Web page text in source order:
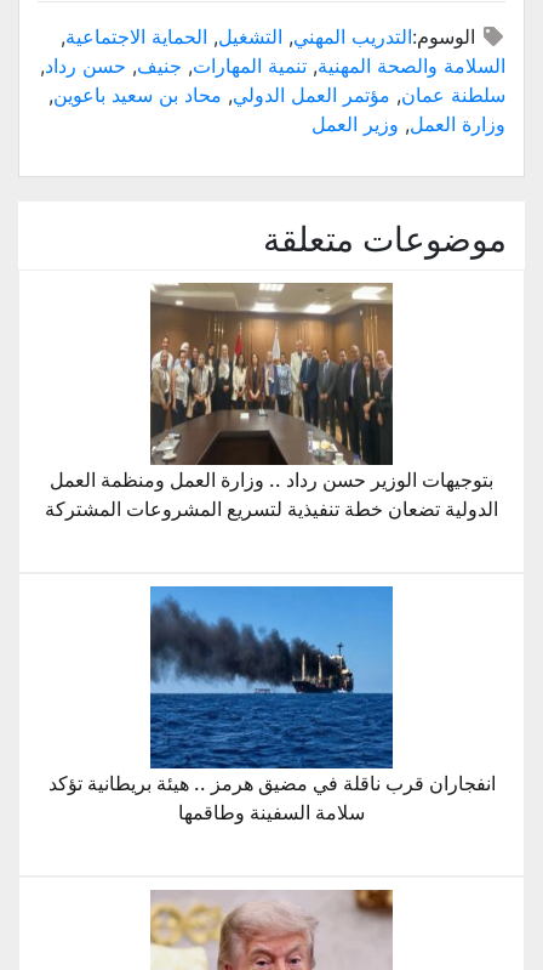
الوسوم:التدريب المهني, التشغيل, الحماية الاجتماعية,
السلامة والصحة المهنية, تنمية المهارات, جنيف, حسن رداد,
سلطنة عمان, مؤتمر العمل الدولي, محاد بن سعيد باعوين,
وزارة العمل, وزير العمل
موضوعات متعلقة
بتوجيهات الوزير حسن رداد .. وزارة العمل ومنظمة العمل
الدولية تضعان خطة تنفيذية لتسريع المشروعات المشتركة
انفجاران قرب ناقلة في مضيق هرمز .. هيئة بريطانية تؤكد
سلامة السفينة وطاقمها